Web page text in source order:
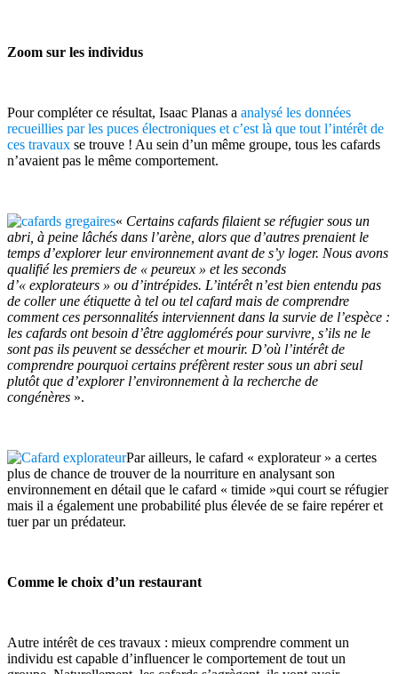
Zoom sur les individus
Pour compléter ce résultat, Isaac Planas a analysé les données
recueillies par les puces électroniques et c’est là que tout l’intérêt de
ces travaux se trouve ! Au sein d’un même groupe, tous les cafards
n’avaient pas le même comportement.
« Certains cafards filaient se réfugier sous un
abri, à peine lâchés dans l’arène, alors que d’autres prenaient le
temps d’explorer leur environnement avant de s’y loger. Nous avons
qualifié les premiers de « peureux » et les seconds
d’« explorateurs » ou d’intrépides. L’intérêt n’est bien entendu pas
de coller une étiquette à tel ou tel cafard mais de comprendre
comment ces personnalités interviennent dans la survie de l’espèce :
les cafards ont besoin d’être agglomérés pour survivre, s’ils ne le
sont pas ils peuvent se dessécher et mourir. D’où l’intérêt de
comprendre pourquoi certains préfèrent rester sous un abri seul
plutôt que d’explorer l’environnement à la recherche de
congénères ».
Par ailleurs, le cafard « explorateur » a certes
plus de chance de trouver de la nourriture en analysant son
environnement en détail que le cafard « timide »qui court se réfugier
mais il a également une probabilité plus élevée de se faire repérer et
tuer par un prédateur.
Comme le choix d’un restaurant
Autre intérêt de ces travaux : mieux comprendre comment un
individu est capable d’influencer le comportement de tout un